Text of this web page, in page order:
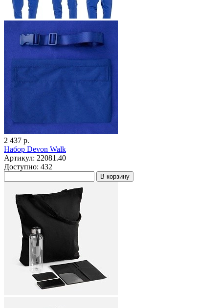
2 437 р.
Набор Devon Walk
Артикул: 22081.40
Доступно: 432
В корзину